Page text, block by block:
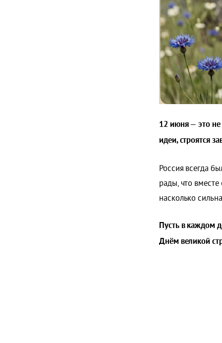
12 июня — это не
идеи, строятся
Россия всегда
рады, что
насколько
Пусть в каждом
Днём великой